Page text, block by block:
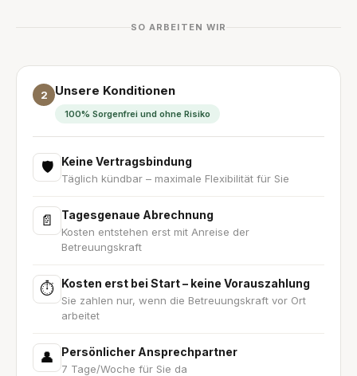
SO ARBEITEN WIR
2 Unsere Konditionen
100% Sorgenfrei und ohne Risiko
🛡 Keine Vertragsbindung
Täglich kündbar – maximale Flexibilität für Sie
📄 Tagesgenaue Abrechnung
Kosten entstehen erst mit Anreise der
Betreuungskraft
⏱ Kosten erst bei Start – keine Vorauszahlung
Sie zahlen nur, wenn die Betreuungskraft vor Ort
arbeitet
👤 Persönlicher Ansprechpartner
7 Tage/Woche für Sie da